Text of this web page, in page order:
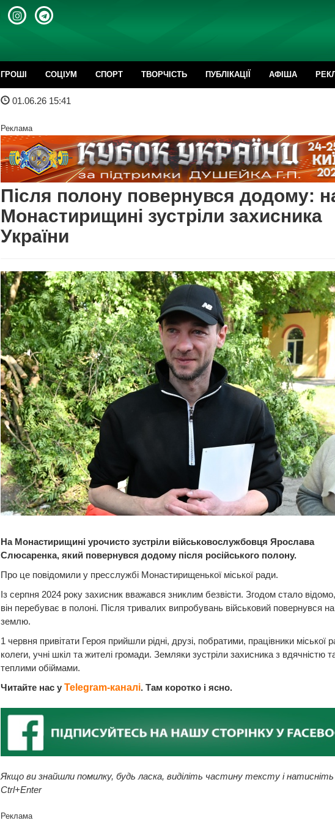
ГРОШІ CОЦІУМ СПОРТ ТВОРЧІСТЬ ПУБЛІКАЦІЇ АФІША
01.06.26 15:41
Реклама
Після полону повернувся додому:
Монастирищині зустріли захисника
України
На Монастирищині урочисто зустріли військовослужбовця Ярослава
Слюсаренка, який повернувся додому після російського полону.
Про це повідомили у пресслужбі Монастирищенької міської ради.
Із серпня 2024 року захисник вважався зниклим безвісти. Згодом стало
він перебуває в полоні. Після тривалих випробувань військовий повернувся на
землю.
1 червня привітати Героя прийшли рідні, друзі, побратими, працівники міської
колеги, учні шкіл та жителі громади. Земляки зустріли захисника з вдячністю
теплими обіймами.
Читайте нас у Telegram-каналі. Там коротко і ясно.
Якщо ви знайшли помилку, будь ласка, виділіть частину тексту і натисніть
Ctrl+Enter
Реклама